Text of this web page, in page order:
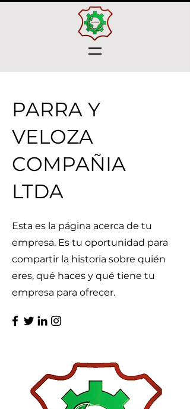
PARRA Y
VELOZA
COMPAÑIA
LTDA
Esta es la página acerca de tu
empresa. Es tu oportunidad para
compartir la historia sobre quién
eres, qué haces y qué tiene tu
empresa para ofrecer.